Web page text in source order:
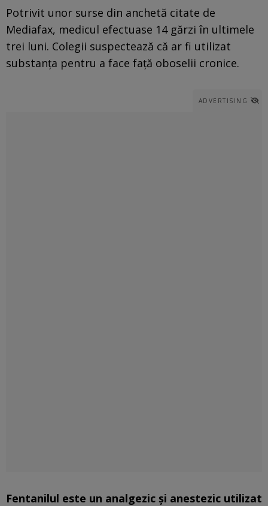
Potrivit unor surse din anchetă citate de
Mediafax, medicul efectuase 14 gărzi în ultimele
trei luni. Colegii suspectează că ar fi utilizat
substanța pentru a face față oboselii cronice.
ADVERTISING
Fentanilul este un analgezic și anestezic utilizat